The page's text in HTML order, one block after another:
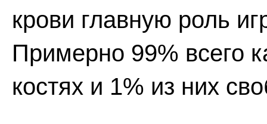
крови главную роль
Примерно 99% всего
костях и 1% из них